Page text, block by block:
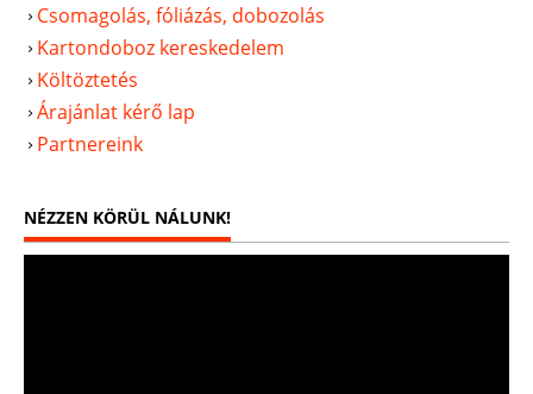
Csomagolás, fóliázás, dobozolás
Kartondoboz kereskedelem
Költöztetés
Árajánlat kérő lap
Partnereink
NÉZZEN KÖRÜL NÁLUNK!